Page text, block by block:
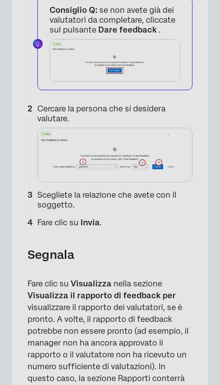
×
×
Consiglio Q: se non avete già dei
valutatori da completare, cliccate
sul pulsante Dare feedback .
Cercare la persona che si desidera
valutare.
Scegliete la relazione che avete con il
soggetto.
Fare clic su Invia.
Segnala
Fare clic su Visualizza nella sezione
Visualizza il rapporto di feedback per
visualizzare il rapporto dei valutatori, se è
pronto. A volte, il rapporto di feedback
potrebbe non essere pronto (ad esempio, il
manager non ha ancora approvato il
rapporto o il valutatore non ha ricevuto un
numero sufficiente di valutazioni). In
questo caso, la sezione Rapporti conterrà